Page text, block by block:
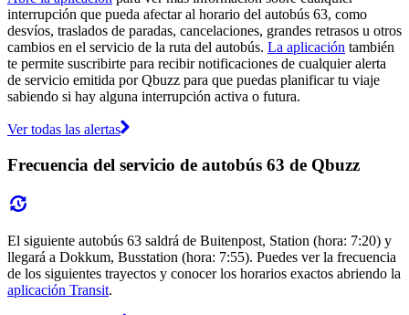
interrupción que pueda afectar al horario del autobús 63, como
desvíos, traslados de paradas, cancelaciones, grandes retrasos u otros
cambios en el servicio de la ruta del autobús. La aplicación también
te permite suscribirte para recibir notificaciones de cualquier alerta
de servicio emitida por Qbuzz para que puedas planificar tu viaje
sabiendo si hay alguna interrupción activa o futura.
Ver todas las alertas
Frecuencia del servicio de autobús 63 de Qbuzz
El siguiente autobús 63 saldrá de Buitenpost, Station (hora: 7:20) y
llegará a Dokkum, Busstation (hora: 7:55). Puedes ver la frecuencia
de los siguientes trayectos y conocer los horarios exactos abriendo la
aplicación Transit.